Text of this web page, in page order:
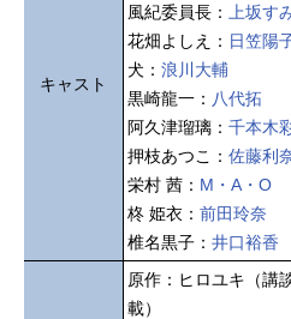
キャスト
風紀委員長：
上坂す
花畑よしえ： 日笠陽
犬： 浪川大輔
黒崎龍一： 八代拓
阿久津瑠璃： 千本木
押枝あつこ： 佐藤利
栄村 茜： M・A・O
柊 姫衣： 前田玲奈
椎名黒子： 井口裕香
原作：ヒロユキ（講
載）